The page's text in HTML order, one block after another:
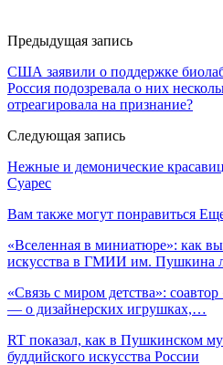
Предыдущая запись
США заявили о поддержке
Россия подозревала о них
отреагировала на признание?
Следующая запись
Нежные и демонические
Суарес
Вам также могут понравиться
«Вселенная в миниатюре»: как
искусства в ГМИИ им. Пушкина
«Связь с миром детства»:
— о дизайнерских игрушках,…
RT показал, как в Пушкинском
буддийского искусства России